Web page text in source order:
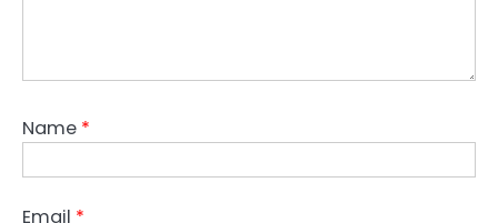
Name *
Email *